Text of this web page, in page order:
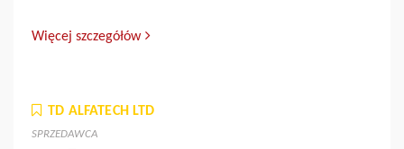
Więcej szczegółów
TD ALFATECH LTD
SPRZEDAWCA